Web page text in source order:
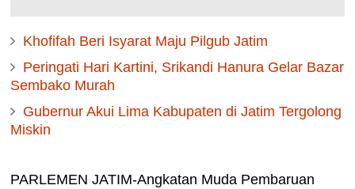
Khofifah Beri Isyarat Maju Pilgub Jatim
Peringati Hari Kartini, Srikandi Hanura Gelar Bazar
Sembako Murah
Gubernur Akui Lima Kabupaten di Jatim Tergolong
Miskin
PARLEMEN JATIM-Angkatan Muda Pembaruan